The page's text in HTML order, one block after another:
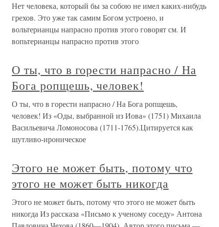
Нет человека, который бы за собою не имел каких-нибудь
грехов. Это уже так самим Богом устроено, и
вольтерианцы напрасно против этого говорят см. И
вопьтерианцы напрасно против этого
О ты, что в горести напрасно / На
Бога ропщешь, человек!
О ты, что в горести напрасно / На Бога ропщешь,
человек! Из «Оды, выбранной из Иова» (1751) Михаила
Васильевича Ломоносова (1711-1765).Цитируется как
шутливо-ироническое
Этого не может быть, потому что
этого не может быть никогда
Этого не может быть, потому что этого не может быть
никогда Из рассказа «Письмо к ученому соседу» Антона